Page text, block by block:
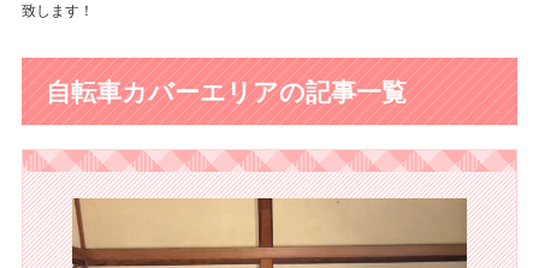
致します！
自転車カバーエリアの記事一覧